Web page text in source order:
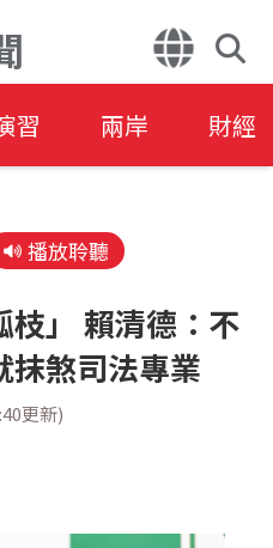
習 兩岸 財經
播放聆聽
枝」 賴清德：不
抹煞司法專業
更新)